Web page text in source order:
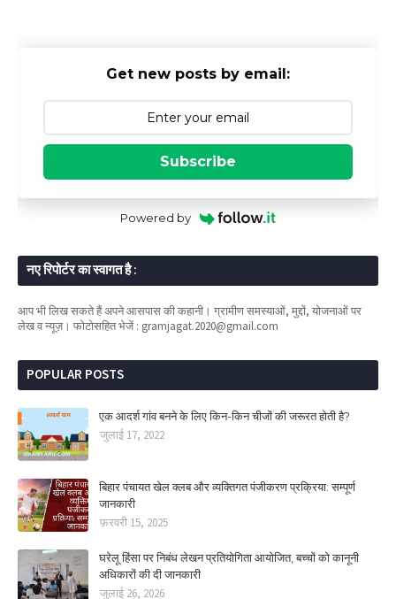
Get new posts by email:
Subscribe
Powered by
नए रिपोर्टर का स्वागत है :
आप भी लिख सकते हैं अपने आसपास की कहानी। ग्रामीण समस्याओं, मुद्दों, योजनाओं पर
लेख व न्यूज़। फोटोसहित भेजें : gramjagat.2020@gmail.com
POPULAR POSTS
एक आदर्श गांव बनने के लिए किन-किन चीजों की जरूरत होती है?
जुलाई 17, 2022
बिहार पंचायत खेल क्लब और व्यक्तिगत पंजीकरण प्रक्रिया: सम्पूर्ण
जानकारी
फ़रवरी 15, 2025
घरेलू हिंसा पर निबंध लेखन प्रतियोगिता आयोजित, बच्चों को कानूनी
अधिकारों की दी जानकारी
जुलाई 26, 2026